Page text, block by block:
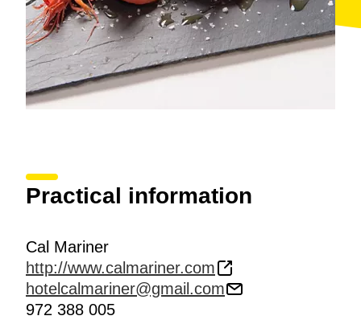
Practical information
Cal Mariner
http://www.calmariner.com
hotelcalmariner@gmail.com
972 388 005